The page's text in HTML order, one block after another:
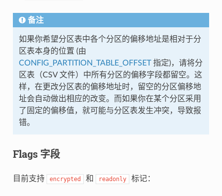
备注
如果你希望分区表中各个分区的偏移地址是相对于分
区表本身的位置 (由
CONFIG_PARTITION_TABLE_OFFSET指定)，请将分
区表（CSV 文件）中所有分区的偏移字段都留空。这
样，在更改分区表的偏移地址时，留空的分区偏移地
址会自动做出相应的改变。而如果你在某个分区采用
了固定的偏移值，就可能与分区表发生冲突，导致报
错。
Flags 字段
目前支持 encrypted 和 readonly 标记：